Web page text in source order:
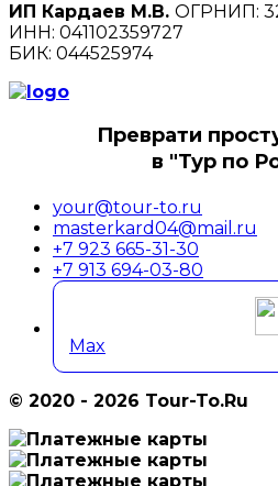
ИП Кардаев М.В. ОГРНИП:
ИНН: 041102359727
БИК: 044525974
Преврати
в "Тур по
your@tour-to.ru
masterkard04@mail.ru
+7 923 665-31-30
+7 913 694-03-80
Max
© 2020 - 2026 Tour-To.Ru